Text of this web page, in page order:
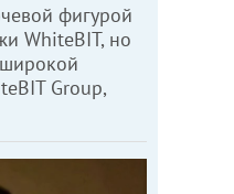
фигурой
WhiteBIT, но
Group,